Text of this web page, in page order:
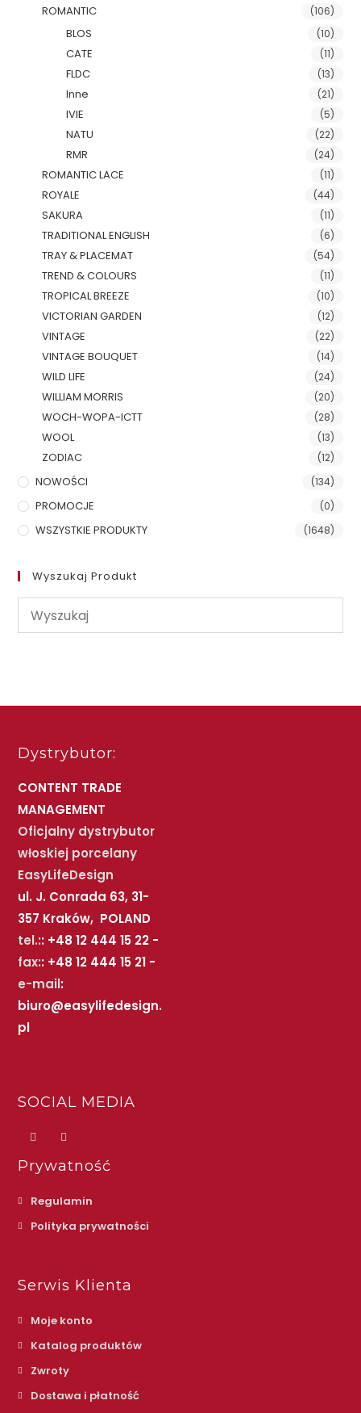
ROMANTIC (106)
BLOS (10)
CATE (11)
FLDC (13)
Inne (21)
IVIE (5)
NATU (22)
RMR (24)
ROMANTIC LACE (11)
ROYALE (44)
SAKURA (11)
TRADITIONAL ENGLISH (6)
TRAY & PLACEMAT (54)
TREND & COLOURS (11)
TROPICAL BREEZE (10)
VICTORIAN GARDEN (12)
VINTAGE (22)
VINTAGE BOUQUET (14)
WILD LIFE (24)
WILLIAM MORRIS (20)
WOCH-WOPA-ICTT (28)
WOOL (13)
ZODIAC (12)
NOWOŚCI (134)
PROMOCJE (0)
WSZYSTKIE PRODUKTY (1648)
Wyszukaj Produkt
Dystrybutor:
CONTENT TRADE
MANAGEMENT
Oficjalny dystrybutor
włoskiej porcelany
EasyLifeDesign
ul. J. Conrada 63, 31-
357 Kraków, POLAND
tel.:: +48 12 444 15 22 -
fax:: +48 12 444 15 21 -
e-mail:
biuro@easylifedesign.
pl
SOCIAL MEDIA
Prywatność
Regulamin
Polityka prywatności
Serwis Klienta
Moje konto
Katalog produktów
Zwroty
Dostawa i płatność